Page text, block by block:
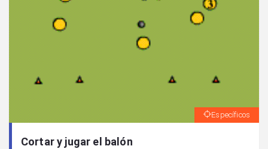
Específicos
Cortar y jugar el balón